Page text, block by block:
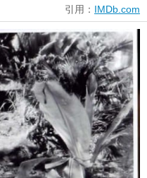
引用： IMDb.com